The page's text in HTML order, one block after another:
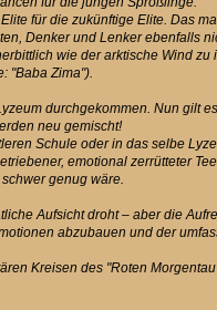
für die zukünftige Elite. Das
Denker und Lenker ebenfalls
wie der arktische Wind
"Baba Zima").
durchgekommen. Nun gilt
neu gemischt!
Schule oder in das selbe
emotional zerrütteter
genug wäre.
Aufsicht droht – aber die
abzubauen und der
Kreisen des "Roten